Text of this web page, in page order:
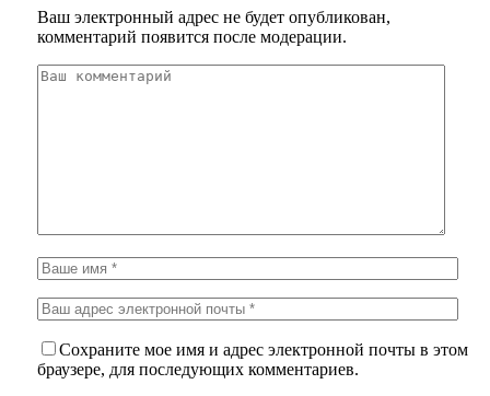
Ваш электронный адрес не будет опубликован,
комментарий появится после модерации.
Сохраните мое имя и адрес электронной почты в этом
браузере, для последующих комментариев.